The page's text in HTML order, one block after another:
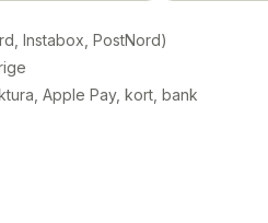
Instabox, PostNord)
Apple Pay, kort, bank